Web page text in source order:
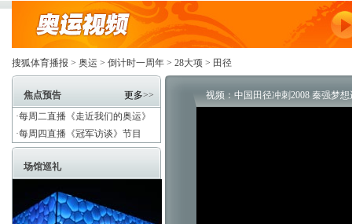
搜狐体育播报 > 奥运 > 倒计时一周年 > 28大项 > 田径
焦点预告 更多>>
·每周二直播《走近我们的奥运》
·每周四直播《冠军访谈》节目
场馆巡礼
视频：中国田径冲刺2008 秦强梦